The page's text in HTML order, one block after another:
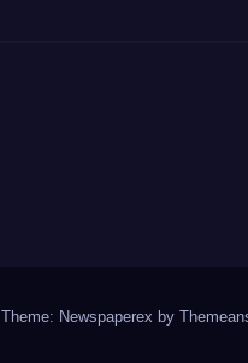
Theme: Newspaperex by